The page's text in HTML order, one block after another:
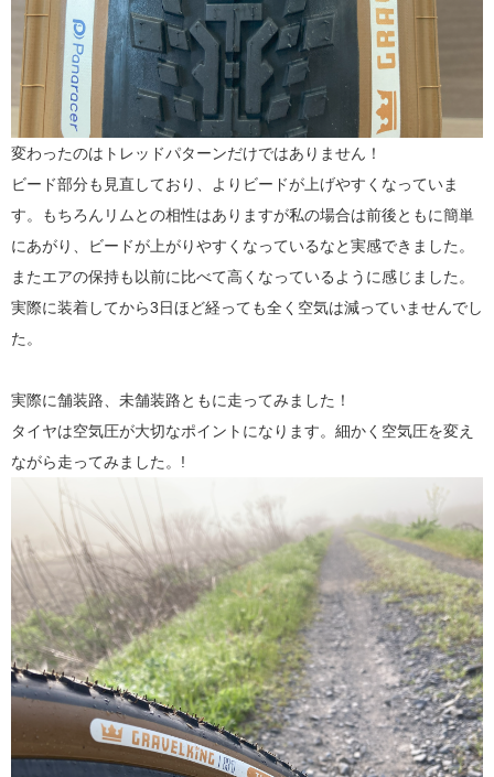
変わったのはトレッドパターンだけではありません！
ビード部分も見直しており、よりビードが上げやすくなっていま
す。もちろんリムとの相性はありますが私の場合は前後ともに簡単
にあがり、ビードが上がりやすくなっているなと実感できました。
またエアの保持も以前に比べて高くなっているように感じました。
実際に装着してから3日ほど経っても全く空気は減っていませんでし
た。
実際に舗装路、未舗装路ともに走ってみました！
タイヤは空気圧が大切なポイントになります。細かく空気圧を変え
ながら走ってみました。!